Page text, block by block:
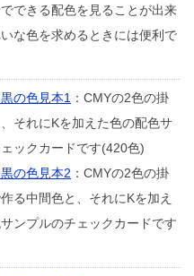
できる配色を見ることが出来
な色を求めるときには便利で
の色見本1 ：CMYの2色の掛
それにKを加えた色の配色サ
ックカードです(420色)
の色見本2 ：CMYの2色の掛
る中間色と、それにKを加え
ンプルのチェックカードです